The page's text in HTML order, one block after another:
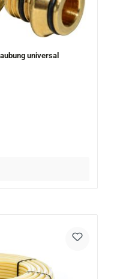
universal